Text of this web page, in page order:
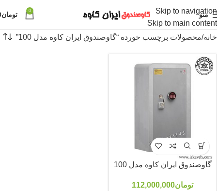
Skip to navigation
Skip to main content
منو 0 تومان
خانه محصولات برچسب خورده “گاوصندوق ایران کاوه مدل 100”
گاوصندوق ایران کاوه مدل 100
تومان112,000,000